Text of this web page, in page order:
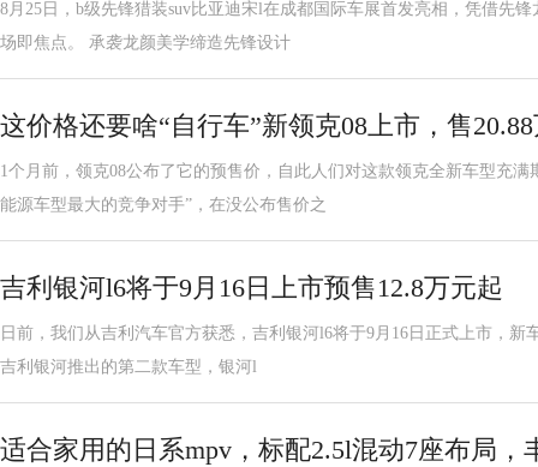
8月25日，b级先锋猎装suv比亚迪宋l在成都国际车展首发亮相，凭借先
场即焦点。 承袭龙颜美学缔造先锋设计
这价格还要啥“自行车”新领克08上市，售
1个月前，领克08公布了它的预售价，自此人们对这款领克全新车型充满
能源车型最大的竞争对手”，在没公布售价之
吉利银河l6将于9月16日上市预售12.8万元起
日前，我们从吉利汽车官方获悉，吉利银河l6将于9月16日正式上市，新
吉利银河推出的第二款车型，银河l
适合家用的日系mpv，标配2.5l混动7座布局，